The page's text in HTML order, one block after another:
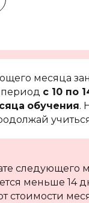
месяца
период с 10 по
обучения.
следующего
меньше 14
стоимости